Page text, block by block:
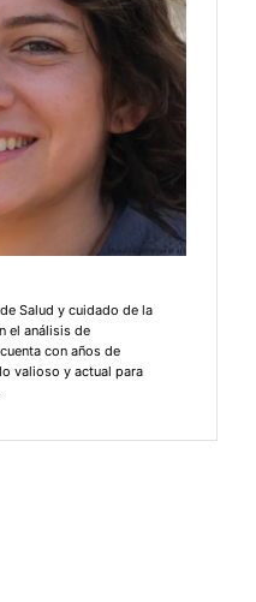
Salud y cuidado de la
el análisis de
con años de
valioso y actual para